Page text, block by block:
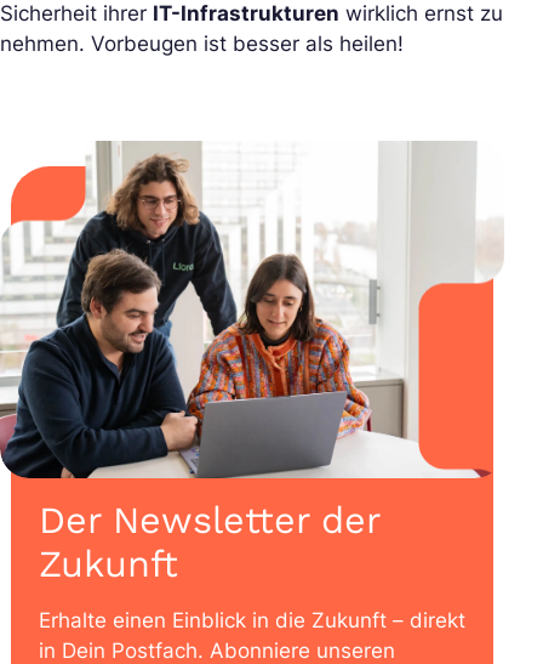
Sicherheit ihrer IT-Infrastrukturen wirklich ernst zu
nehmen. Vorbeugen ist besser als heilen!
Der Newsletter der
Zukunft
Erhalte einen Einblick in die Zukunft – direkt
in Dein Postfach. Abonniere unseren